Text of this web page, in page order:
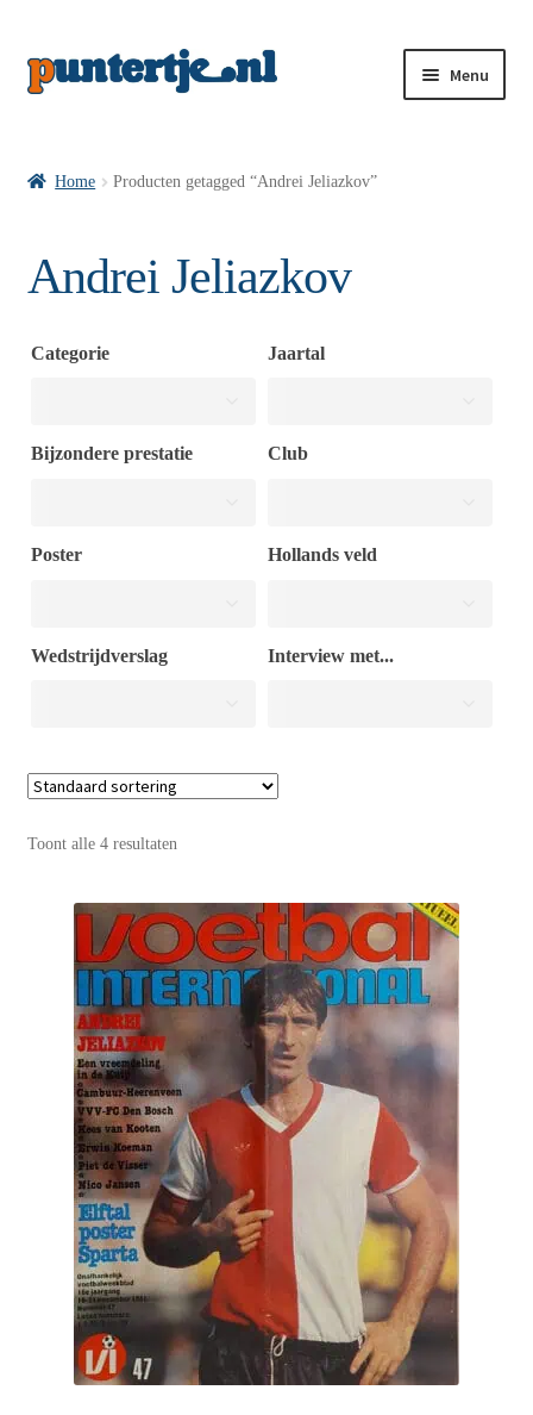
Menu
Home Producten getagged “Andrei Jeliazkov”
Andrei Jeliazkov
Categorie Jaartal
Bijzondere prestatie Club
Poster Hollands veld
Wedstrijdverslag Interview met...
Toont alle 4 resultaten